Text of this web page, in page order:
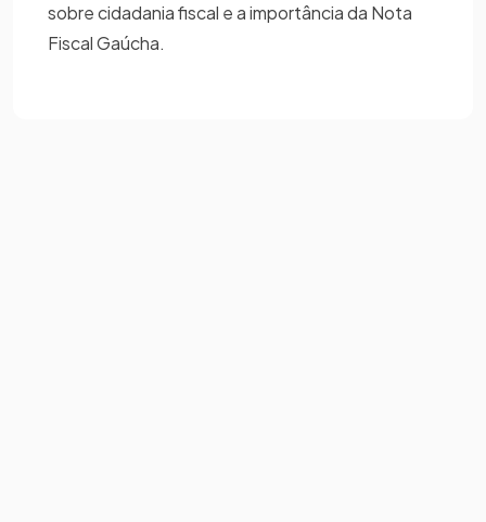
sobre cidadania fiscal e a importância da Nota
Fiscal Gaúcha.